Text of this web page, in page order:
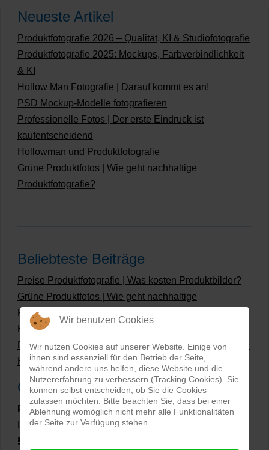
Neueste Artikel
Produktfotografie 2026 – Qualität, KI & Studiofotografie
Produktfotografie 2025: Mockups, Farbverbindlichkeit
& KI
Hollow Man Fotografie | Darauf kommt es an!
PSD Mockup-Modelle fotografieren
Professionelle Fotos | Der erste Eindruck ist
kaufentscheidend
Hollowman und Produktfotografie
Grüne Produktfotos | Wie geht nachhaltige
Produktfotografie?
Beliebteste Beiträge
Preise Produktfotografie | Was kosten Produktbilder?
Grüne Produktfotos | Wie geht nachhaltige
Produktfotografie?
Hollow Man Fotografie | Darauf kommt es an!
Dateiformate und Bilder mit transparentem Hintergrund
Hollowman und Produktfotografie
Google Rezensionen
PRO-ducto GmbH, Fotografie und Bildbearbeitung in
Lichtenau
5,0
Wir benutzen Cookies
Wir nutzen Cookies auf unserer Website. Einige von
ihnen sind essenziell für den Betrieb der Seite,
während andere uns helfen, diese Website und die
Nutzererfahrung zu verbessern (Tracking Cookies). Sie
können selbst entscheiden, ob Sie die Cookies
zulassen möchten. Bitte beachten Sie, dass bei einer
Ablehnung womöglich nicht mehr alle Funktionalitäten
der Seite zur Verfügung stehen.